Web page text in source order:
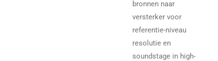
bronnen naar
versterker voor
referentie-niveau
resolutie en
soundstage in high-